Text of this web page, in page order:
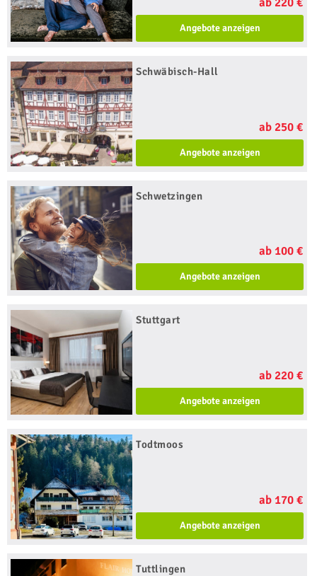
Angebote anzeigen
Schwäbisch-Hall
ab 250 €
Angebote anzeigen
Schwetzingen
ab 100 €
Angebote anzeigen
Stuttgart
ab 220 €
Angebote anzeigen
Todtmoos
ab 170 €
Angebote anzeigen
Tuttlingen